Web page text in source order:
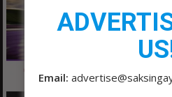
Email: